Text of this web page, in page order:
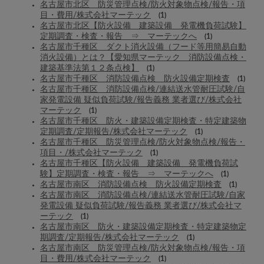
名古屋市北区 防災管理点検/防火対象物点検/報告・項
目・費用/株式会社マーテック
(1)
名古屋市北区【防火設備 建築設備 発電機負荷試験】
定期調査・検査・報告 ⇒ マーテックへ
(1)
名古屋市千種区 ダクト消火設備（フード等用簡易自動
消火設備）とは？【愛知県マーテック 消防設備点検・
建築基準法第１２条点検】
(1)
名古屋市千種区 消防設備点検 防火設備定期検査 (1)
名古屋市千種区 消防設備点検/連結送水管耐圧試験/自
家発電設備 疑似負荷試験/報告義務 業者選び/株式会社
マーテック
(1)
名古屋市千種区 防火・建築設備定期検査・特定建築物
定期調査/定期報告/株式会社マーテック
(1)
名古屋市千種区 防災管理点検/防火対象物点検/報告・
項目・/株式会社マーテック
(1)
名古屋市千種区【防火設備 建築設備 発電機負荷試
験】定期調査・検査・報告 ⇒ マーテックへ
(1)
名古屋市南区 消防設備点検 防火設備定期検査 (1)
名古屋市南区 消防設備点検/連結送水管耐圧試験/自家
発電設備 疑似負荷試験/報告義務 業者選び/株式会社マ
ーテック
(1)
名古屋市南区 防火・建築設備定期検査・特定建築物定
期調査/定期報告/株式会社マーテック
(1)
名古屋市南区 防災管理点検/防火対象物点検/報告・項
目・費用/株式会社マーテック
(1)